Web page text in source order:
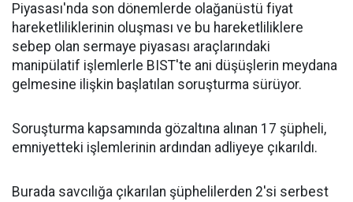
Piyasası'nda son dönemlerde olağanüstü fiyat
hareketliliklerinin oluşması ve bu hareketliliklere
sebep olan sermaye piyasası araçlarındaki
manipülatif işlemlerle BIST'te ani düşüşlerin meydana
gelmesine ilişkin başlatılan soruşturma sürüyor.
Soruşturma kapsamında gözaltına alınan 17 şüpheli,
emniyetteki işlemlerinin ardından adliyeye çıkarıldı.
Burada savcılığa çıkarılan şüphelilerden 2'si serbest